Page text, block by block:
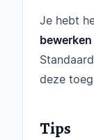
Je hebt
bewerken
deze
Tips